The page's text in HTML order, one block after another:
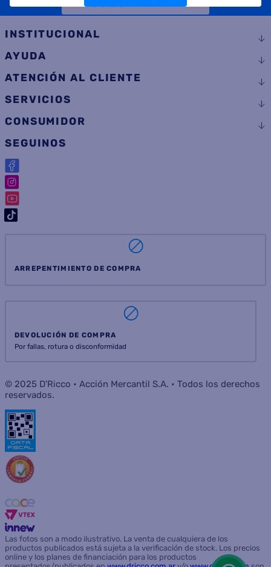
INSTITUCIONAL
AYUDA
ATENCIÓN AL CLIENTE
SERVICIOS
CONSUMIDOR
SEGUINOS
ARREPENTIMIENTO DE COMPRA
DEVOLUCIÓN DE COMPRA
Por fallas, rotura o disconformidad
© 2025 D'Ricco • Acción Mercantil S.A. • Todos los derechos
reservados.
Las fotos son a modo ilustrativo. La venta de cualquiera de los
productos publicados está sujeta a la verificación de stock. Los precios
online y los planes de financiación para los productos